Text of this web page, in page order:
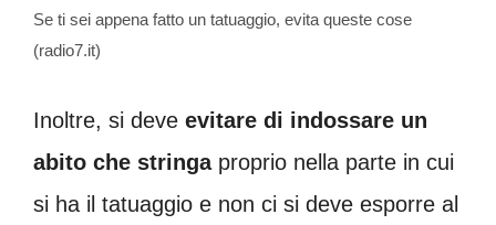
Se ti sei appena fatto un tatuaggio, evita queste cose
(radio7.it)
Inoltre, si deve evitare di indossare un
abito che stringaproprio nella parte in cui
si ha il tatuaggio e non ci si deve esporre al